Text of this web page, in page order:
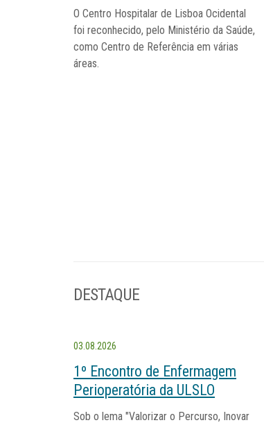
O Centro Hospitalar de Lisboa Ocidental
foi reconhecido, pelo Ministério da Saúde,
como Centro de Referência em várias
áreas.
DESTAQUE
03.08.2026
1º Encontro de Enfermagem
Perioperatória da ULSLO
Sob o lema "Valorizar o Percurso, Inovar